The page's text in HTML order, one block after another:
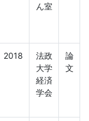
ん室
2018
法政
大学
経済
学会
論
文